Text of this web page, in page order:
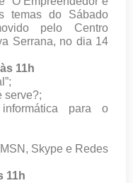
temas do Sábado
pelo Centro
Serrana, no dia 14
11h
serve?;
para o
Skype e Redes
11h